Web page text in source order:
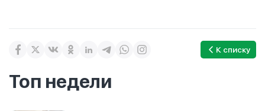
К списку
Топ недели